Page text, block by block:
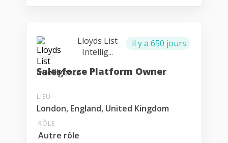
Lloyds List
Intellig...
il y a 650 jours
Salesforce Platform Owner
LIEU
London, England, United Kingdom
RÔLE
Autre rôle